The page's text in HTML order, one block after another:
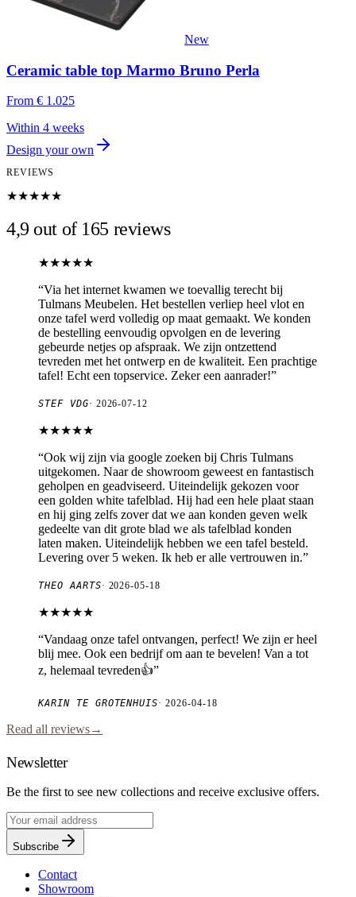
New
Ceramic table top Marmo Bruno Perla
From € 1.025
Within 4 weeks
Design your own
REVIEWS
★★★★★
4,9 out of 165 reviews
★★★★★
“Via het internet kwamen we toevallig terecht bij
Tulmans Meubelen. Het bestellen verliep heel vlot en
onze tafel werd volledig op maat gemaakt. We konden
de bestelling eenvoudig opvolgen en de levering
gebeurde netjes op afspraak. We zijn ontzettend
tevreden met het ontwerp en de kwaliteit. Een prachtige
tafel! Echt een topservice. Zeker een aanrader!”
STEF VDG· 2026-07-12
★★★★★
“Ook wij zijn via google zoeken bij Chris Tulmans
uitgekomen. Naar de showroom geweest en fantastisch
geholpen en geadviseerd. Uiteindelijk gekozen voor
een golden white tafelblad. Hij had een hele plaat staan
en hij ging zelfs zover dat we aan konden geven welk
gedeelte van dit grote blad we als tafelblad konden
laten maken. Uiteindelijk hebben we een tafel besteld.
Levering over 5 weken. Ik heb er alle vertrouwen in.”
THEO AARTS· 2026-05-18
★★★★★
“Vandaag onze tafel ontvangen, perfect! We zijn er heel
blij mee. Ook een bedrijf om aan te bevelen! Van a tot
z, helemaal tevreden👍”
KARIN TE GROTENHUIS·2026-04-18
Read all reviews→
Newsletter
Be the first to see new collections and receive exclusive offers.
Subscribe
Contact
Showroom